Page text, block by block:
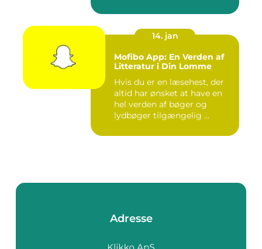
14. jan
Mofibo App: En Verden af
Litteratur i Din Lomme
Hvis du er en læsehest, der
altid har ønsket at have en
hel verden af bøger og
lydbøger tilgængelig ...
Adresse